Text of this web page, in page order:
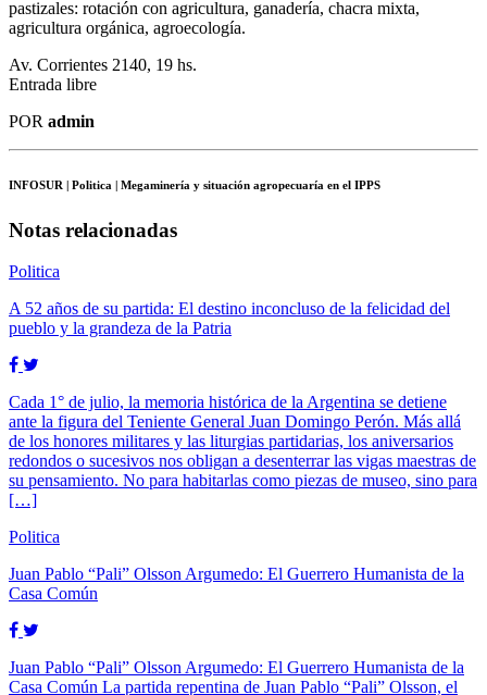
pastizales: rotación con agricultura, ganadería, chacra mixta,
agricultura orgánica, agroecología.
Av. Corrientes 2140, 19 hs.
Entrada libre
POR admin
INFOSUR | Politica | Megaminería y situación agropecuaría en el IPPS
Notas relacionadas
Politica
A 52 años de su partida: El destino inconcluso de la felicidad del
pueblo y la grandeza de la Patria
Cada 1° de julio, la memoria histórica de la Argentina se detiene
ante la figura del Teniente General Juan Domingo Perón. Más allá
de los honores militares y las liturgias partidarias, los aniversarios
redondos o sucesivos nos obligan a desenterrar las vigas maestras de
su pensamiento. No para habitarlas como piezas de museo, sino para
[…]
Politica
Juan Pablo “Pali” Olsson Argumedo: El Guerrero Humanista de la
Casa Común
Juan Pablo “Pali” Olsson Argumedo: El Guerrero Humanista de la
Casa Común La partida repentina de Juan Pablo “Pali” Olsson, el